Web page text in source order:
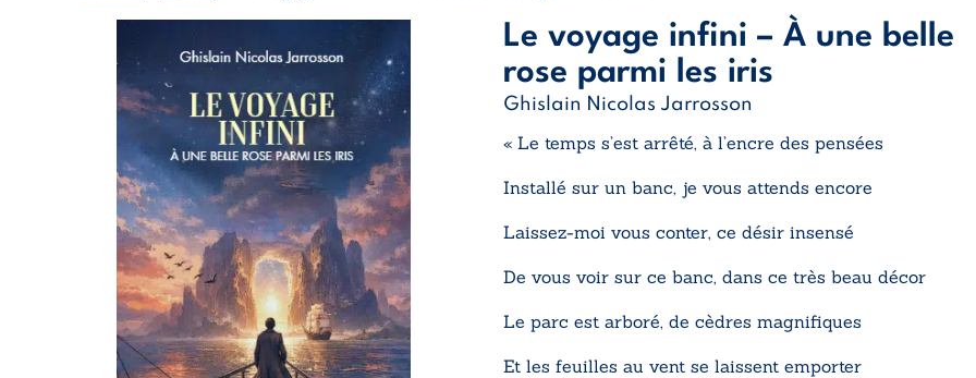
Le voyage infini – À une belle
rose parmi les iris
Ghislain Nicolas Jarrosson
« Le temps s’est arrêté, à l’encre des pensées
Installé sur un banc, je vous attends encore
Laissez-moi vous conter, ce désir insensé
De vous voir sur ce banc, dans ce très beau décor
Le parc est arboré, de cèdres magnifiques
Et les feuilles au vent se laissent emporter